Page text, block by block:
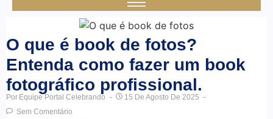
O que é book de fotos?
Entenda como fazer um book
fotográfico profissional.
Por Equipe Portal Celebrando
15 De Agosto De 2025
Sem Comentário